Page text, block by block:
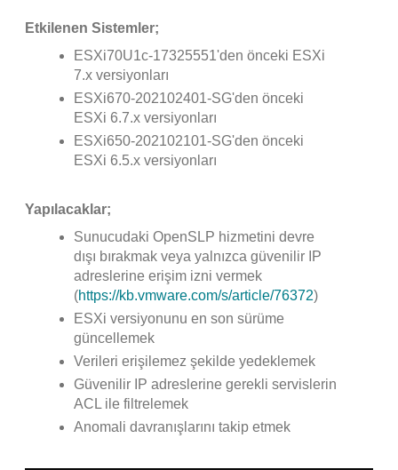
Etkilenen Sistemler;
ESXi70U1c-17325551'den önceki ESXi
7.x versiyonları
ESXi670-202102401-SG'den önceki
ESXi 6.7.x versiyonları
ESXi650-202102101-SG'den önceki
ESXi 6.5.x versiyonları
Yapılacaklar;
Sunucudaki OpenSLP hizmetini devre
dışı bırakmak veya yalnızca güvenilir IP
adreslerine erişim izni vermek
(https://kb.vmware.com/s/article/76372)
ESXi versiyonunu en son sürüme
güncellemek
Verileri erişilemez şekilde yedeklemek
Güvenilir IP adreslerine gerekli servislerin
ACL ile filtrelemek
Anomali davranışlarını takip etmek